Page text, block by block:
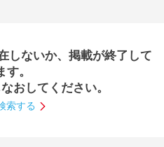
年生】
会を探す
しないか、掲載が終了して
す。
おしてください。
索する